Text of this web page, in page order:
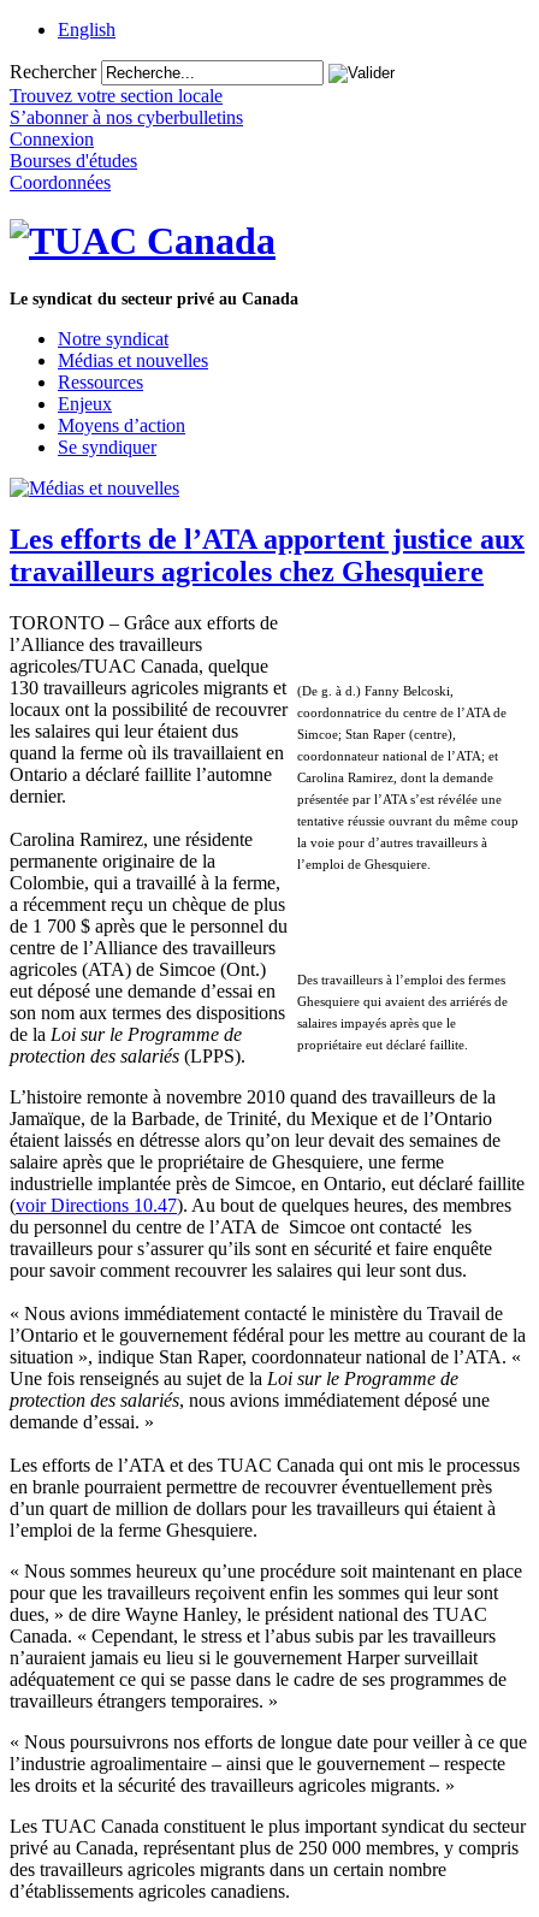
English
Rechercher
Trouvez votre section locale
S’abonner à nos cyberbulletins
Connexion
Bourses d'études
Coordonnées
Le syndicat du secteur privé au Canada
Notre syndicat
Médias et nouvelles
Ressources
Enjeux
Moyens d’action
Se syndiquer
Les efforts de l’ATA apportent justice aux
travailleurs agricoles chez Ghesquiere
(De g. à d.) Fanny Belcoski,
coordonnatrice du centre de l’ATA de
Simcoe; Stan Raper (centre),
coordonnateur national de l’ATA; et
Carolina Ramirez, dont la demande
présentée par l’ATA s’est révélée une
tentative réussie ouvrant du même coup
la voie pour d’autres travailleurs à
l’emploi de Ghesquiere.
Des travailleurs à l’emploi des fermes
Ghesquiere qui avaient des arriérés de
salaires impayés après que le
propriétaire eut déclaré faillite.
TORONTO – Grâce aux efforts de
l’Alliance des travailleurs
agricoles/TUAC Canada, quelque
130 travailleurs agricoles migrants et
locaux ont la possibilité de recouvrer
les salaires qui leur étaient dus
quand la ferme où ils travaillaient en
Ontario a déclaré faillite l’automne
dernier.
Carolina Ramirez, une résidente
permanente originaire de la
Colombie, qui a travaillé à la ferme,
a récemment reçu un chèque de plus
de 1 700 $ après que le personnel du
centre de l’Alliance des travailleurs
agricoles (ATA) de Simcoe (Ont.)
eut déposé une demande d’essai en
son nom aux termes des dispositions
de la Loi sur le Programme de
protection des salariés (LPPS).
L’histoire remonte à novembre 2010 quand des travailleurs de la
Jamaïque, de la Barbade, de Trinité, du Mexique et de l’Ontario
étaient laissés en détresse alors qu’on leur devait des semaines de
salaire après que le propriétaire de Ghesquiere, une ferme
industrielle implantée près de Simcoe, en Ontario, eut déclaré faillite
(voir Directions 10.47). Au bout de quelques heures, des membres
du personnel du centre de l’ATA de Simcoe ont contacté les
travailleurs pour s’assurer qu’ils sont en sécurité et faire enquête
pour savoir comment recouvrer les salaires qui leur sont dus.
« Nous avions immédiatement contacté le ministère du Travail de
l’Ontario et le gouvernement fédéral pour les mettre au courant de la
situation », indique Stan Raper, coordonnateur national de l’ATA. «
Une fois renseignés au sujet de la Loi sur le Programme de
protection des salariés, nous avions immédiatement déposé une
demande d’essai. »
Les efforts de l’ATA et des TUAC Canada qui ont mis le processus
en branle pourraient permettre de recouvrer éventuellement près
d’un quart de million de dollars pour les travailleurs qui étaient à
l’emploi de la ferme Ghesquiere.
« Nous sommes heureux qu’une procédure soit maintenant en place
pour que les travailleurs reçoivent enfin les sommes qui leur sont
dues, » de dire Wayne Hanley, le président national des TUAC
Canada. « Cependant, le stress et l’abus subis par les travailleurs
n’auraient jamais eu lieu si le gouvernement Harper surveillait
adéquatement ce qui se passe dans le cadre de ses programmes de
travailleurs étrangers temporaires. »
« Nous poursuivrons nos efforts de longue date pour veiller à ce que
l’industrie agroalimentaire – ainsi que le gouvernement – respecte
les droits et la sécurité des travailleurs agricoles migrants. »
Les TUAC Canada constituent le plus important syndicat du secteur
privé au Canada, représentant plus de 250 000 membres, y compris
des travailleurs agricoles migrants dans un certain nombre
d’établissements agricoles canadiens.